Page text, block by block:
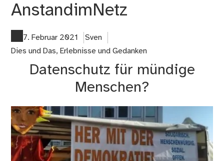
AnstandimNetz
7. Februar 2021
Sven
Dies und Das, Erlebnisse und Gedanken
Datenschutz für mündige
Menschen?